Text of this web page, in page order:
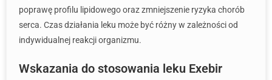
poprawę profilu lipidowego oraz zmniejszenie ryzyka chorób
serca. Czas działania leku może być różny w zależności od
indywidualnej reakcji organizmu.
Wskazania do stosowania leku Exebir